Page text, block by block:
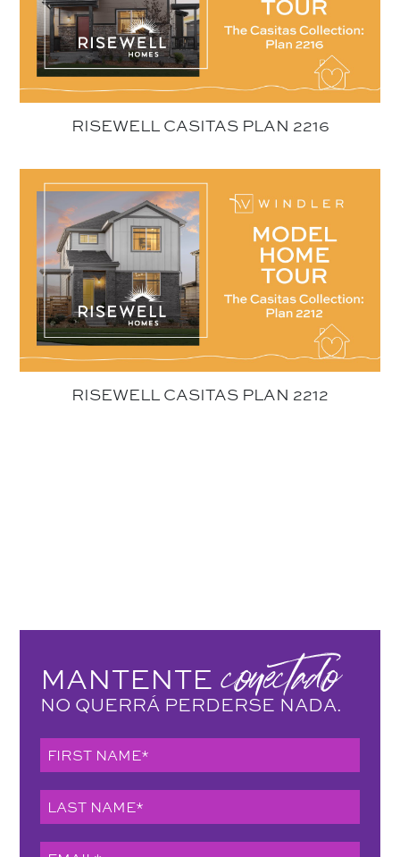
RISEWELL CASITAS PLAN 2216
RISEWELL CASITAS PLAN 2212
MANTENTE conectado
NO QUERRÁ PERDERSE NADA.